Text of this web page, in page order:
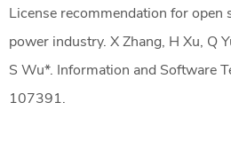
License recommendation for open
power industry. X Zhang, H Xu, Q
S Wu*. Information and Software
107391.